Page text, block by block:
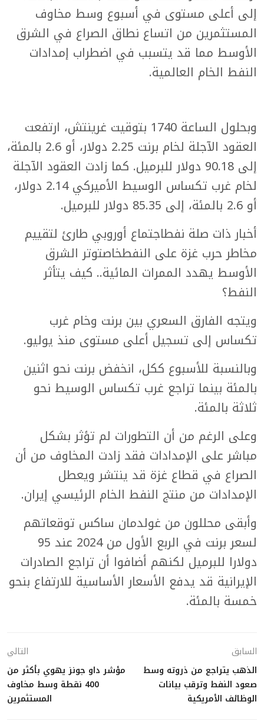
إلى أعلى مستوى في أسبوع وسط مخاوف
المستثمرين من اتساع نطاق الصراع في الشرق
الأوسط مما قد يتسبب في اضطراب إمدادات
النفط الخام العالمية.
وبحلول الساعة 1740 بتوقيت غرينتش، ارتفعت
العقود الآجلة لخام برنت 2.25 دولار، أو 2.6 بالمئة،
إلى 90.18 دولار للبرميل. كما زادت العقود الآجلة
لخام غرب تكساس الوسيط الأميركي 2.14 دولار،
أو 2.6 بالمئة، إلى 85.35 دولار للبرميل.
أخبار ذات صلة نفطاجتماع أوروبي طارئ لتقييم
مخاطر حرب غزة على النفطخاصتوتر الشرق
الأوسط يهدد الممرات المائية.. كيف يتأثر
النفط؟
ويتجه الفارق السعري بين برنت وخام غرب
تكساس إلى تسجيل أعلى مستوى منذ يوليو.
وبالنسبة للأسبوع ككل، انخفض برنت نحو اثنين
بالمئة بينما تراجع غرب تكساس الوسيط نحو
ثلاثة بالمئة.
وعلى الرغم من أن التطورات لم تؤثر بشكل
مباشر على الإمدادات فقد زادت المخاوف من أن
الصراع في قطاع غزة قد ينتشر ويعطل
الإمدادات من منتج النفط الخام الرئيسي إيران.
وأبقى محللون من غولدمان ساكس توقعاتهم
لسعر برنت في الربع الأول من 2024 عند 95
دولارا للبرميل لكنهم أضافوا أن تراجع الصادرات
الإيرانية قد يدفع الأسعار الأساسية للارتفاع بنحو
خمسة بالمئة.
السابق
الذهب يتراجع من ذروته وسط
صعود النفط وترقب بيانات
الوظائف الأمريكية
التالي
مؤشر داو جونز يهوي بأكثر من
400 نقطة وسط مخاوف
المستثمرين